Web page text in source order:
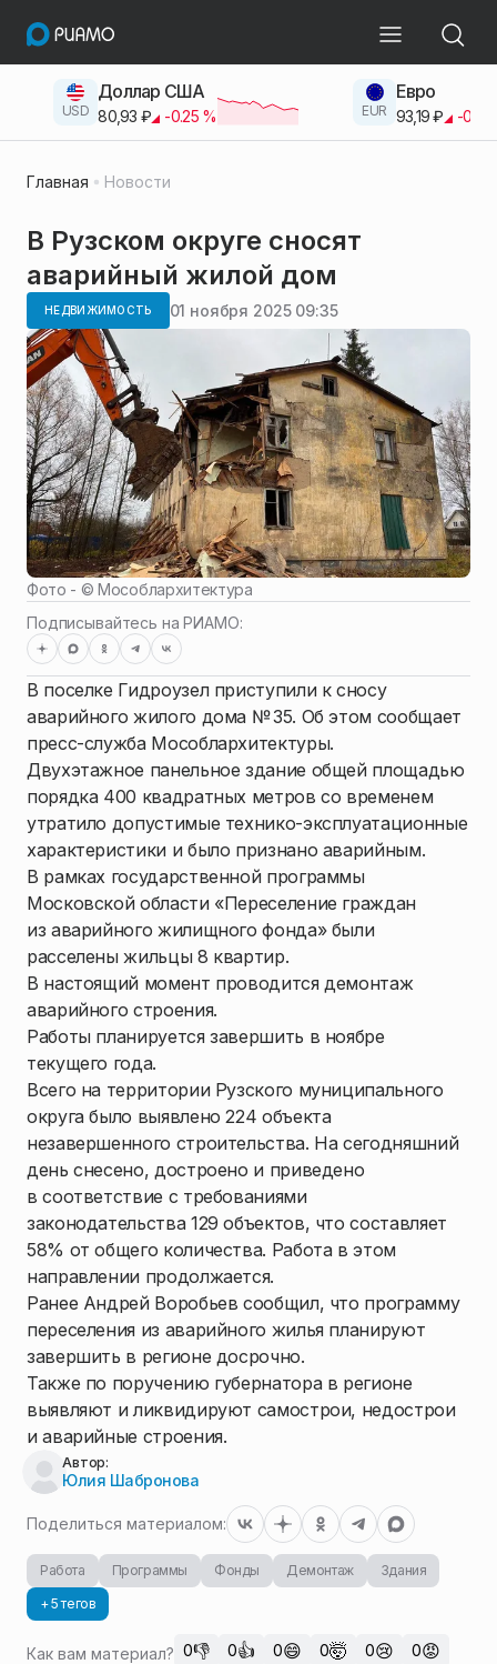
USD
Доллар США
80,93 ₽ -0.25% EUR
Евро
93,19 ₽ -0.42
Главная Новости
В Рузском округе сносят
аварийный жилой дом
НЕДВИЖИМОСТЬ 01 ноября 2025 09:35
Фото - ©Мособлархитектура
Подписывайтесь на РИАМО:
В поселке Гидроузел приступили к сносу
аварийного жилого дома № 35. Об этом сообщает
пресс-служба Мособлархитектуры.
Двухэтажное панельное здание общей площадью
порядка 400 квадратных метров со временем
утратило допустимые технико-эксплуатационные
характеристики и было признано аварийным.
В рамках государственной программы
Московской области «Переселение граждан
из аварийного жилищного фонда» были
расселены жильцы 8 квартир.
В настоящий момент проводится демонтаж
аварийного строения.
Работы планируется завершить в ноябре
текущего года.
Всего на территории Рузского муниципального
округа было выявлено 224 объекта
незавершенного строительства. На сегодняшний
день снесено, достроено и приведено
в соответствие с требованиями
законодательства 129 объектов, что составляет
58% от общего количества. Работа в этом
направлении продолжается.
Ранее Андрей Воробьев сообщил, что программу
переселения из аварийного жилья планируют
завершить в регионе досрочно.
Также по поручению губернатора в регионе
выявляют и ликвидируют самострои, недострои
и аварийные строения.
Автор:
Юлия Шабронова
Поделиться материалом:
Работа Программы Фонды Демонтаж
Здания
+ 5 тегов
Как вам материал? 0👎 0👍 0😄 0🤯 0😢 0😡